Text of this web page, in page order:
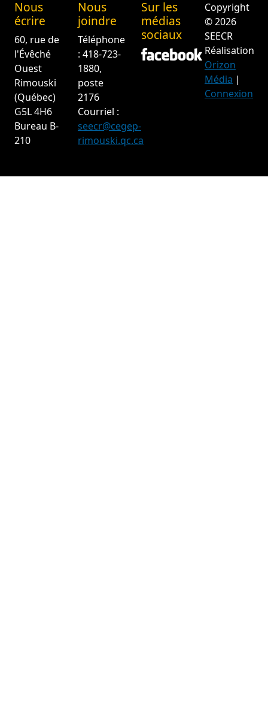
Nous
écrire
60, rue de
l'Évêché
Ouest
Rimouski
(Québec)
G5L 4H6
Bureau B-
210
Nous
joindre
Téléphone
: 418-723-
1880,
poste
2176
Courriel :
seecr@cegep-
rimouski.qc.ca
Sur les
médias
sociaux
Copyright
© 2026
SEECR
Réalisation
Orizon
Média |
Connexion